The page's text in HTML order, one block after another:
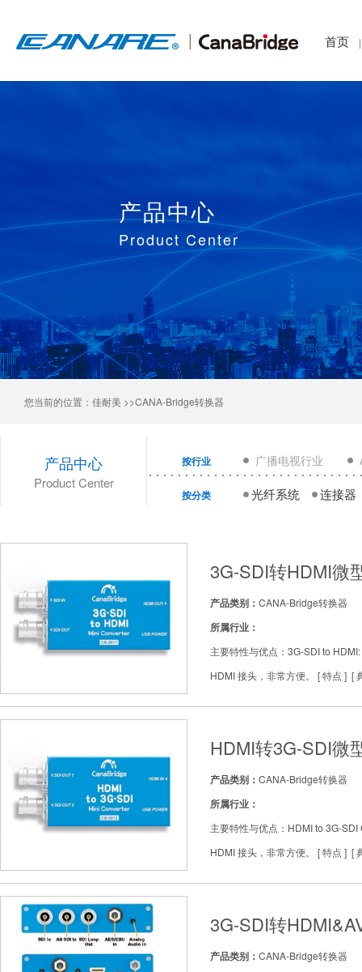
首页 |
产品中心
Product Center
您当前的位置： 佳耐美 >>CANA-Bridge转换器
产品中心
Product Center
按行业 广播电视行业
按分类 光纤系统 连接器
3G-SDI转HDMI微
产品类别： CANA-Bridge转换器
所属行业：
主要特性与优点：3G-SDI to
HDMI 接头，非常方便。 [ 特点 ] [
HDMI转3G-SDI微
产品类别： CANA-Bridge转换器
所属行业：
主要特性与优点：HDMI to 3G-
HDMI 接头，非常方便。 [ 特点 ] [
3G-SDI转
产品类别： CANA-Bridge转换器